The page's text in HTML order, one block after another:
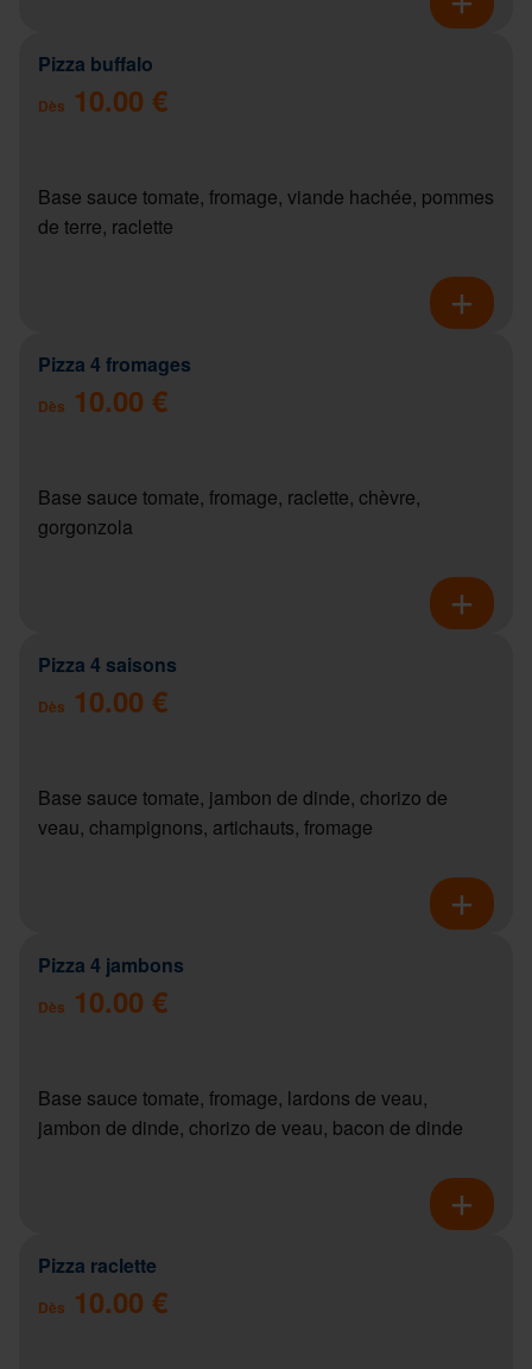
Pizza buffalo
Dès 10.00 €
Base sauce tomate, fromage, viande hachée, pommes
de terre, raclette
Pizza 4 fromages
Dès 10.00 €
Base sauce tomate, fromage, raclette, chèvre,
gorgonzola
Pizza 4 saisons
Dès 10.00 €
Base sauce tomate, jambon de dinde, chorizo de
veau, champignons, artichauts, fromage
Pizza 4 jambons
Dès 10.00 €
Base sauce tomate, fromage, lardons de veau,
jambon de dinde, chorizo de veau, bacon de dinde
Pizza raclette
Dès 10.00 €